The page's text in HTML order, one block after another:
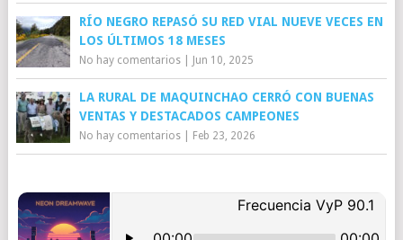
RÍO NEGRO REPASÓ SU RED VIAL NUEVE VECES EN
LOS ÚLTIMOS 18 MESES
No hay comentarios| Jun 10, 2025
LA RURAL DE MAQUINCHAO CERRÓ CON BUENAS
VENTAS Y DESTACADOS CAMPEONES
No hay comentarios| Feb 23, 2026